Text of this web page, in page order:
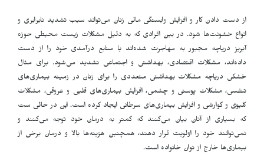
از دست دادن کار و افزایش وابستگی مالی زنان می‌تواند سبب تشدید نابرابری‌ و
انواع خشونت‌ها شود. در بین افرادی که به دلیل مشکلات زیست محیطی حوزه
آبریز دریاچه مجبور به مهاجرت شده‌اند یا منابع درآمدی خود را از دست
داده‌اند، مشکلات اقتصادی، بهداشتی و اجتماعی تشدید می‌شود. برای مثال
خشکی دریاچه مشکلات بهداشتی متعددی را برای زنان در زمینه بیماری‌های
تنفسی، مشکلات پوستی و چشمی، افزایش بیماری‌های قلبی و عروقی، مشکلات
کلیوی و گوارشی و افزایش بیماری‌های سرطانی ایجاد کرده است. این در حالی ست
که بسیاری از آنان بیان می‌کنند که کمتر به درمان خود توجه می‌کنند و
نمی‌توانند خود را اولویت قرار دهند، همچنین هزینه‌ها بالا و درمان برخی از
بیماری‌ها خارج از توان خانواده است.